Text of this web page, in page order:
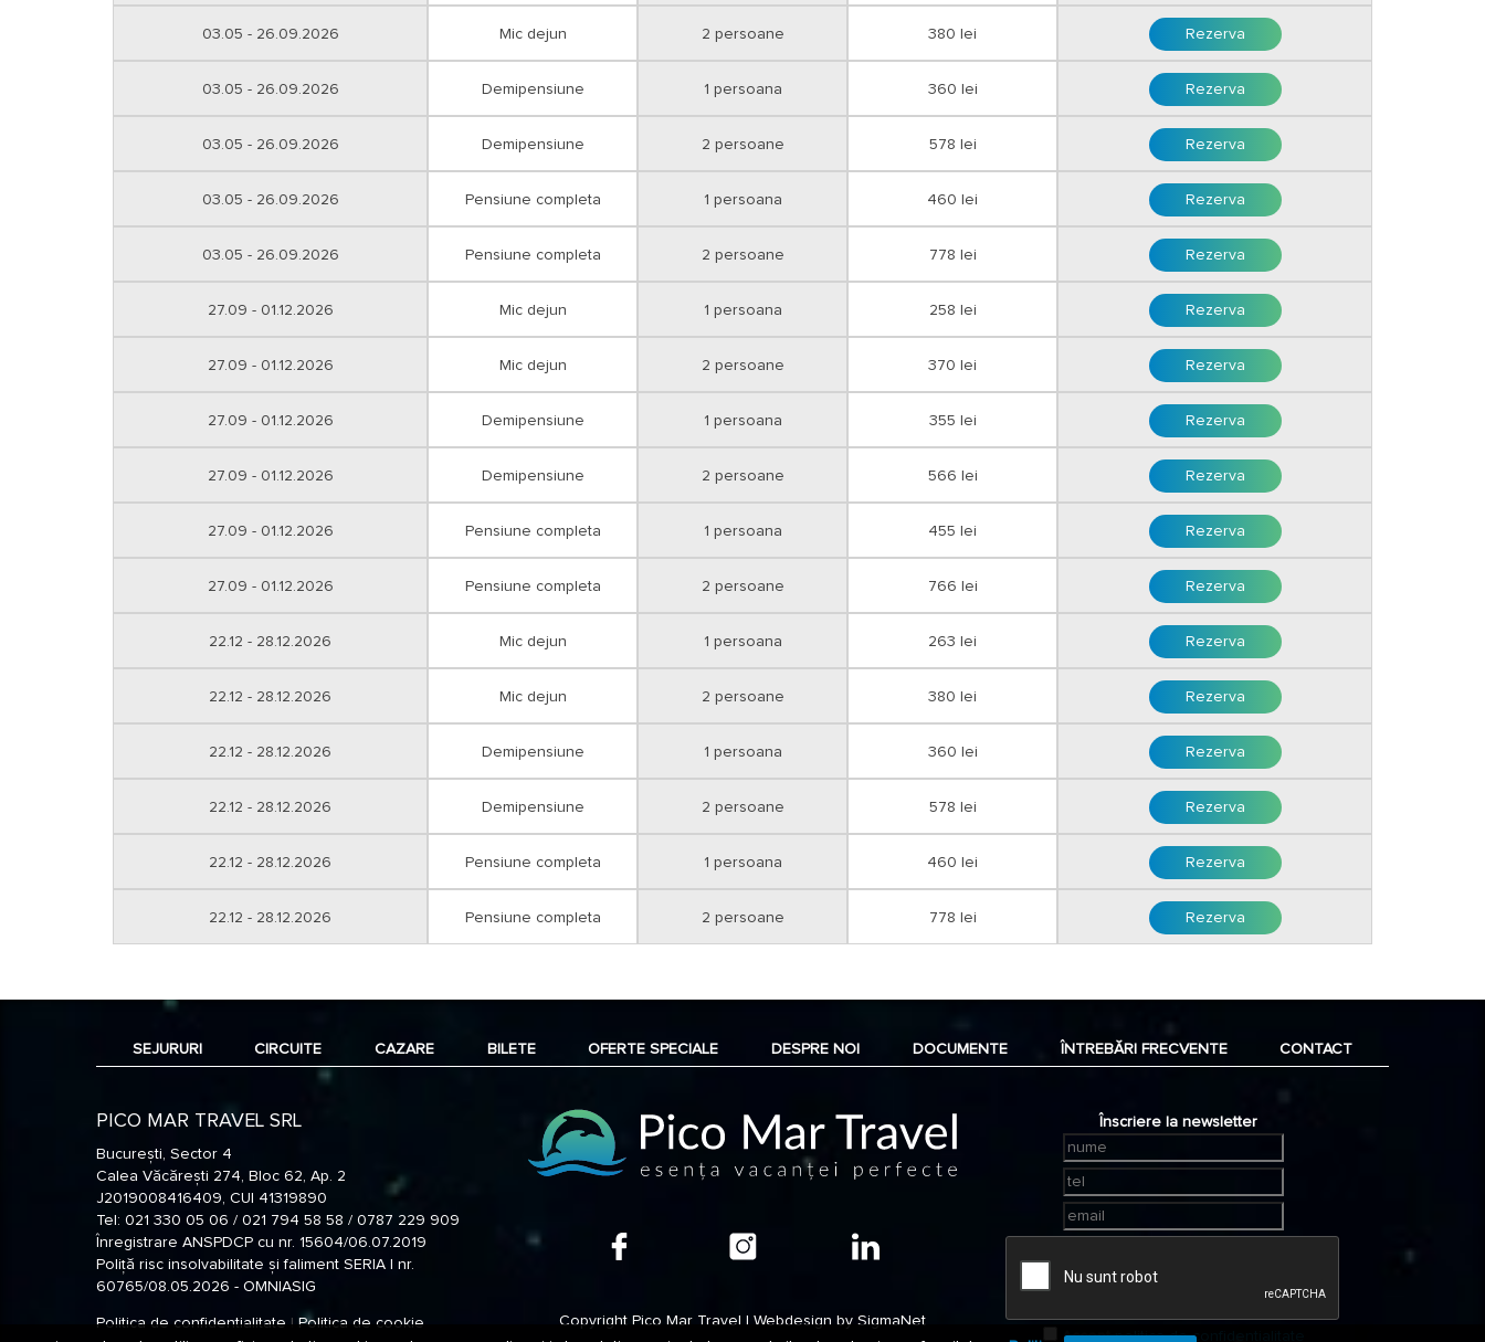
03.05 - 26.09.2026 Mic dejun 2 persoane 380 lei Rezerva
03.05 - 26.09.2026 Demipensiune 1 persoana 360 lei Rezerva
03.05 - 26.09.2026 Demipensiune 2 persoane 578 lei Rezerva
03.05 - 26.09.2026 Pensiune completa 1 persoana 460 lei Rezerva
03.05 - 26.09.2026 Pensiune completa 2 persoane 778 lei Rezerva
27.09 - 01.12.2026 Mic dejun 1 persoana 258 lei Rezerva
27.09 - 01.12.2026 Mic dejun 2 persoane 370 lei Rezerva
27.09 - 01.12.2026 Demipensiune 1 persoana 355 lei Rezerva
27.09 - 01.12.2026 Demipensiune 2 persoane 566 lei Rezerva
27.09 - 01.12.2026 Pensiune completa 1 persoana 455 lei Rezerva
27.09 - 01.12.2026 Pensiune completa 2 persoane 766 lei Rezerva
22.12 - 28.12.2026 Mic dejun 1 persoana 263 lei Rezerva
22.12 - 28.12.2026 Mic dejun 2 persoane 380 lei Rezerva
22.12 - 28.12.2026 Demipensiune 1 persoana 360 lei Rezerva
22.12 - 28.12.2026 Demipensiune 2 persoane 578 lei Rezerva
22.12 - 28.12.2026 Pensiune completa 1 persoana 460 lei Rezerva
22.12 - 28.12.2026 Pensiune completa 2 persoane 778 lei Rezerva
SEJURURI CIRCUITE CAZARE BILETE OFERTE SPECIALE DESPRE NOI DOCUMENTE ÎNTREBĂRI FRECVENTE CONTACT
PICO MAR TRAVEL SRL
București, Sector 4
Calea Văcărești 274, Bloc 62, Ap. 2
J2019008416409, CUI 41319890
Tel: 021 330 05 06 / 021 794 58 58 / 0787 229 909
Înregistrare ANSPDCP cu nr. 15604/06.07.2019
Poliță risc insolvabilitate și faliment SERIA I nr.
60765/08.05.2026 - OMNIASIG
Politica de confidentialitate | Politica de cookie Copyright Pico Mar Travel | Webdesign by SigmaNet
Înscriere la newsletter
Acceptpolitica de confidentialitate